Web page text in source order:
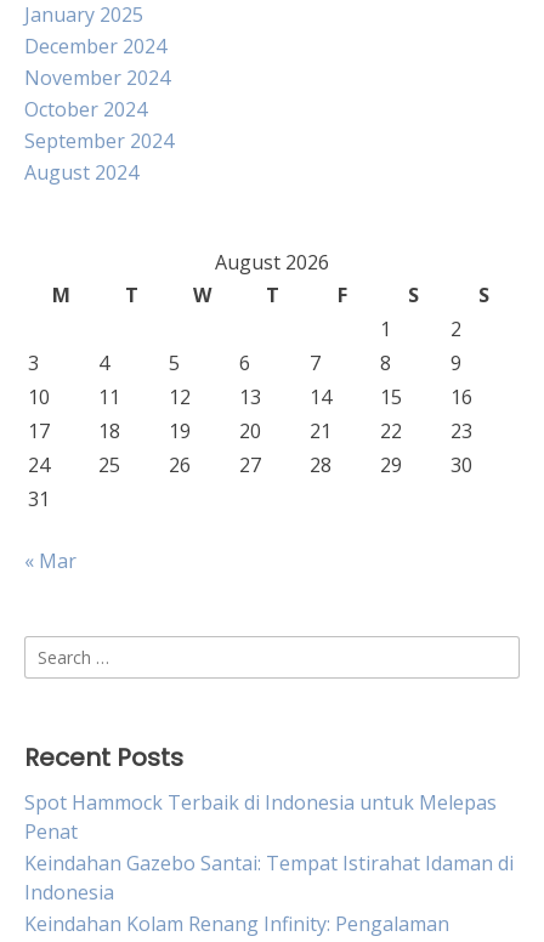
January 2025
December 2024
November 2024
October 2024
September 2024
August 2024
August 2026
M
T W T F S
S
1
2
3
4 5 6 7 8
9
10
11 12 13 14 15
16
17
18 19 20 21 22
23
24
25 26 27 28 29
30
31
« Mar
Search
for:
Recent Posts
Spot Hammock Terbaik di Indonesia untuk Melepas
Penat
Keindahan Gazebo Santai: Tempat Istirahat Idaman di
Indonesia
Keindahan Kolam Renang Infinity: Pengalaman